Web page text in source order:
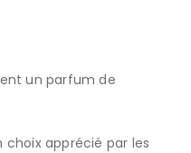
un parfum de
apprécié par les